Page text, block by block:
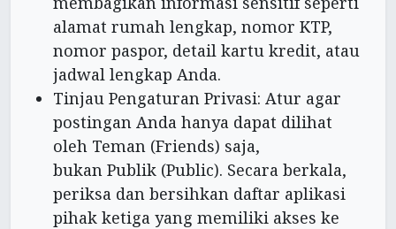
alamat rumah lengkap, nomor KTP,
nomor paspor, detail kartu kredit, atau
jadwal lengkap Anda.
Tinjau Pengaturan Privasi: Atur agar
postingan Anda hanya dapat dilihat
oleh Teman (Friends) saja,
bukan Publik (Public). Secara berkala,
periksa dan bersihkan daftar aplikasi
pihak ketiga yang memiliki akses ke